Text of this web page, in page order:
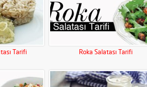
Tarifi Roka Salatası Tarifi